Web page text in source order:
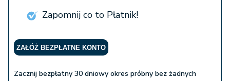
Zapomnij co to Płatnik!
ZAŁÓŻ BEZPŁATNE KONTO
Zacznij bezpłatny 30 dniowy okres próbny bez żadnych